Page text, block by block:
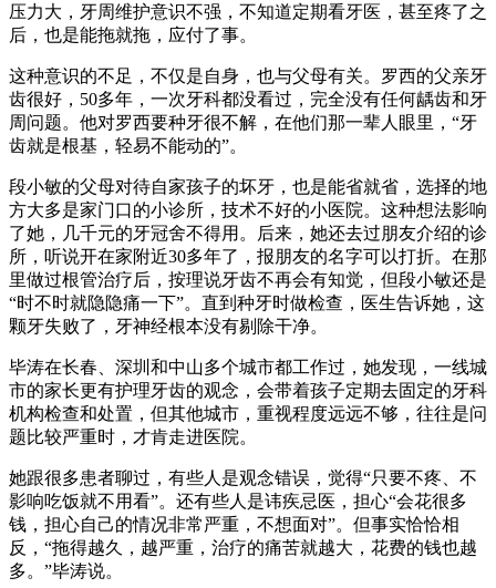
压力大，牙周维护意识不强，不知道定期看牙医，甚至疼了之
后，也是能拖就拖，应付了事。
这种意识的不足，不仅是自身，也与父母有关。罗西的父亲牙
齿很好，50多年，一次牙科都没看过，完全没有任何龋齿和牙
周问题。他对罗西要种牙很不解，在他们那一辈人眼里，“牙
齿就是根基，轻易不能动的”。
段小敏的父母对待自家孩子的坏牙，也是能省就省，选择的地
方大多是家门口的小诊所，技术不好的小医院。这种想法影响
了她，几千元的牙冠舍不得用。后来，她还去过朋友介绍的诊
所，听说开在家附近30多年了，报朋友的名字可以打折。在那
里做过根管治疗后，按理说牙齿不再会有知觉，但段小敏还是
“时不时就隐隐痛一下”。直到种牙时做检查，医生告诉她，这
颗牙失败了，牙神经根本没有剔除干净。
毕涛在长春、深圳和中山多个城市都工作过，她发现，一线城
市的家长更有护理牙齿的观念，会带着孩子定期去固定的牙科
机构检查和处置，但其他城市，重视程度远远不够，往往是问
题比较严重时，才肯走进医院。
她跟很多患者聊过，有些人是观念错误，觉得“只要不疼、不
影响吃饭就不用看”。还有些人是讳疾忌医，担心“会花很多
钱，担心自己的情况非常严重，不想面对”。但事实恰恰相
反，“拖得越久，越严重，治疗的痛苦就越大，花费的钱也越
多。”毕涛说。